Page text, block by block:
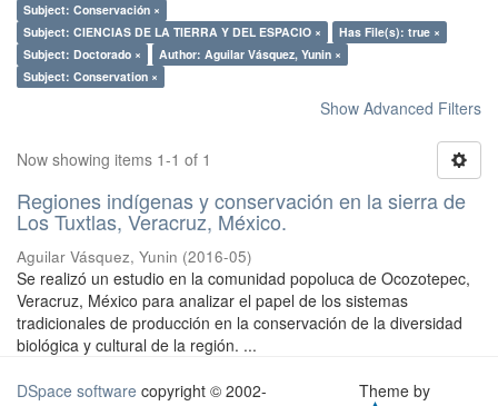
Subject: Conservación ×
Subject: CIENCIAS DE LA TIERRA Y DEL ESPACIO ×
Has File(s): true ×
Subject: Doctorado ×
Author: Aguilar Vásquez, Yunin ×
Subject: Conservation ×
Show Advanced Filters
Now showing items 1-1 of 1
Regiones indígenas y conservación en la sierra de
Los Tuxtlas, Veracruz, México.
Aguilar Vásquez, Yunin (2016-05)
Se realizó un estudio en la comunidad popoluca de Ocozotepec,
Veracruz, México para analizar el papel de los sistemas
tradicionales de producción en la conservación de la diversidad
biológica y cultural de la región. ...
DSpace software copyright © 2002-
Theme by